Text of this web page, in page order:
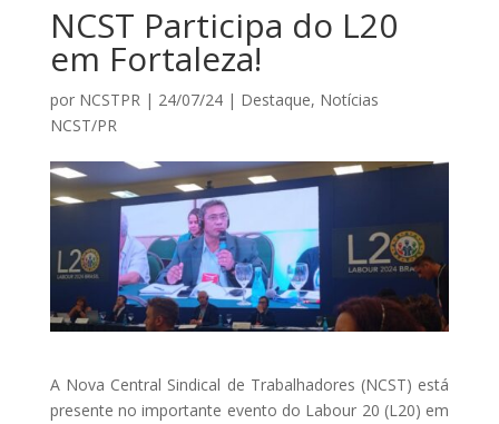
NCST Participa do L20
em Fortaleza!
por NCSTPR| 24/07/24| Destaque, Notícias
NCST/PR
A Nova Central Sindical de Trabalhadores (NCST) está
presente no importante evento do Labour 20 (L20) em